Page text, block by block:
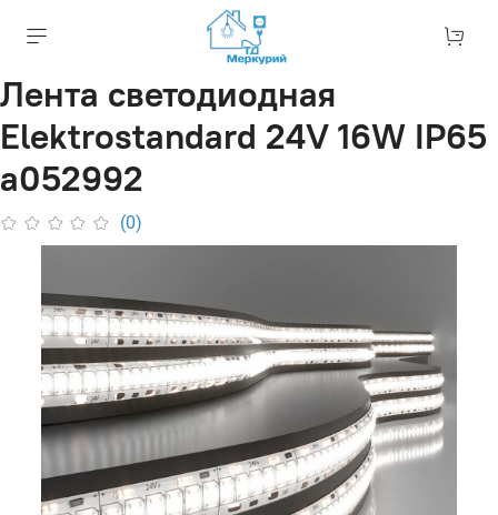
Лента светодиодная
Elektrostandard 24V 16W IP65
a052992
(0)